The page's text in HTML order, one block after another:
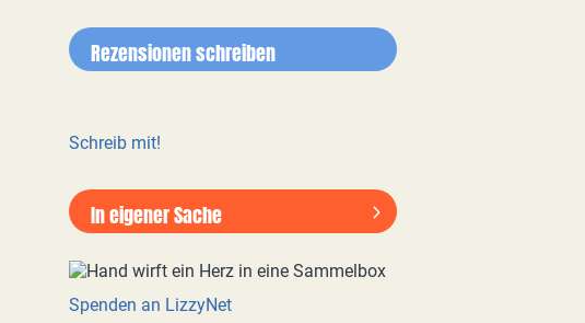
Rezensionen schreiben
Schreib mit!
In eigener Sache
Spenden an LizzyNet